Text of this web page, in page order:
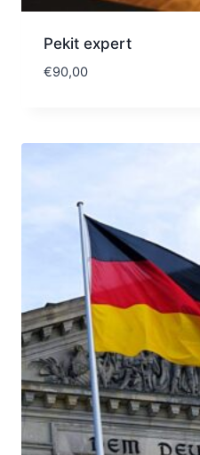
Pekit expert
€90,00